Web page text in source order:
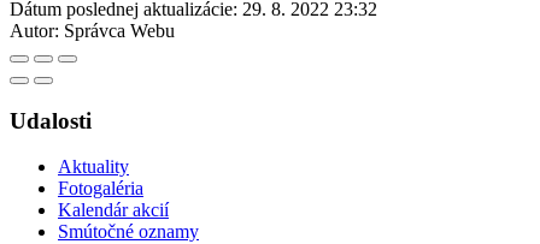
Dátum poslednej aktualizácie: 29. 8. 2022 23:32
Autor: Správca Webu
Udalosti
Aktuality
Fotogaléria
Kalendár akcií
Smútočné oznamy